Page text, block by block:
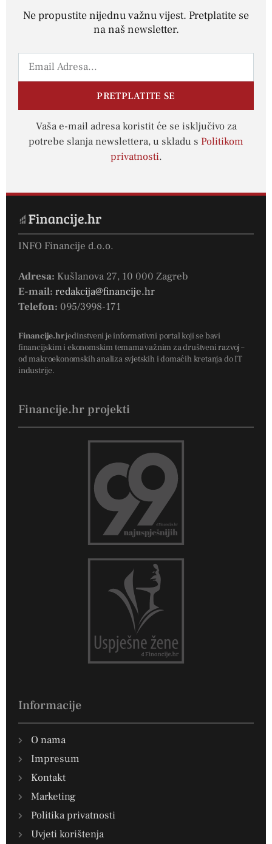
Ne propustite nijednu važnu vijest. Pretplatite se
na naš newsletter.
PRETPLATITE SE
Vaša e-mail adresa koristit će se isključivo za
potrebe slanja newslettera, u skladu s Politikom
privatnosti.
INFO Financije d.o.o.
Adresa: Kušlanova 27, 10 000 Zagreb
E-mail: redakcija@financije.hr
Telefon: 095/3998-171
Financije.hrjedinstveni je informativni portal koji se bavi
financijskim i ekonomskim temama važnim za društveni razvoj –
od makroekonomskih analiza svjetskih i domaćih kretanja do IT
industrije.
Financije.hr projekti
Informacije
O nama
Impresum
Kontakt
Marketing
Politika privatnosti
Uvjeti korištenja